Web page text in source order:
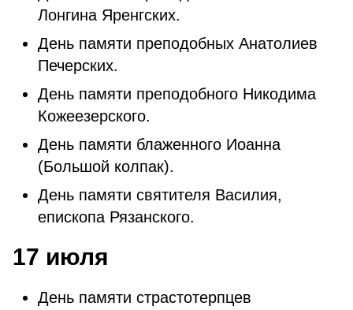
Лонгина Яренгских.
День памяти преподобных Анатолиев
Печерских.
День памяти преподобного Никодима
Кожеезерского.
День памяти блаженного Иоанна
(Большой колпак).
День памяти святителя Василия,
епископа Рязанского.
17 июля
День памяти страстотерпцев